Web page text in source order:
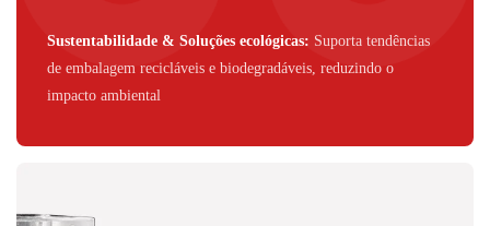
Sustentabilidade & Soluções ecológicas: Suporta tendências
de embalagem recicláveis ​​e biodegradáveis, reduzindo o
impacto ambiental